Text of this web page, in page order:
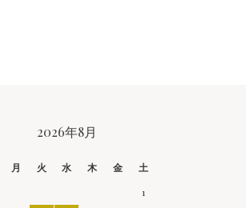
2026年8月
月 火 水 木 金
土
1